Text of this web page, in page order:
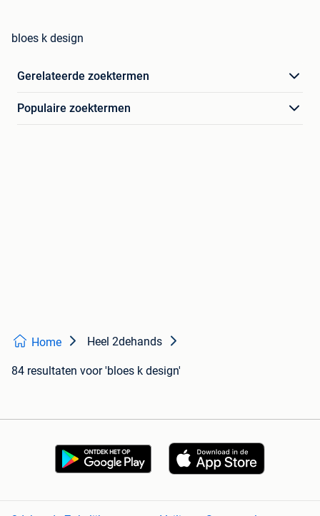
bloes k design
Gerelateerde zoektermen
Populaire zoektermen
Home Heel 2dehands
84 resultaten voor 'bloes k design'